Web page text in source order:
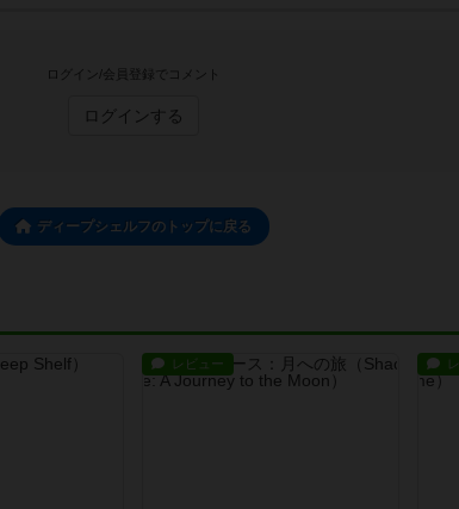
ログイン/会員登録でコメント
ログインする
ディープシェルフのトップに戻る
レビュー